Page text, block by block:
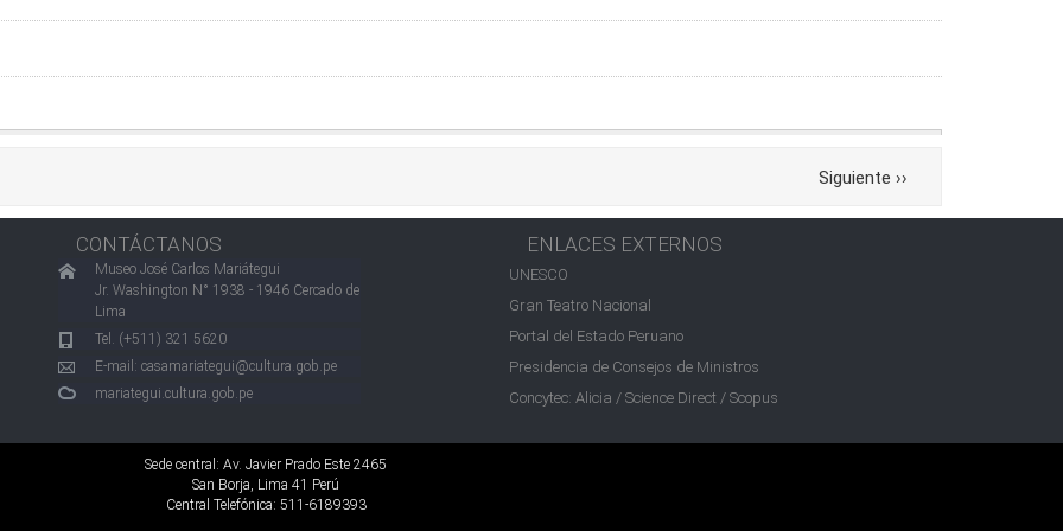
Siguiente ››
CONTÁCTANOS
Museo José Carlos Mariátegui
Jr. Washington N° 1938 - 1946 Cercado de
Lima
Tel. (+511) 321 5620
E-mail: casamariategui@cultura.gob.pe
mariategui.cultura.gob.pe
ENLACES EXTERNOS
UNESCO
Gran Teatro Nacional
Portal del Estado Peruano
Presidencia de Consejos de Ministros
Concytec: Alicia / Science Direct / Scopus
Sede central: Av. Javier Prado Este 2465
San Borja, Lima 41 Perú
Central Telefónica: 511-6189393